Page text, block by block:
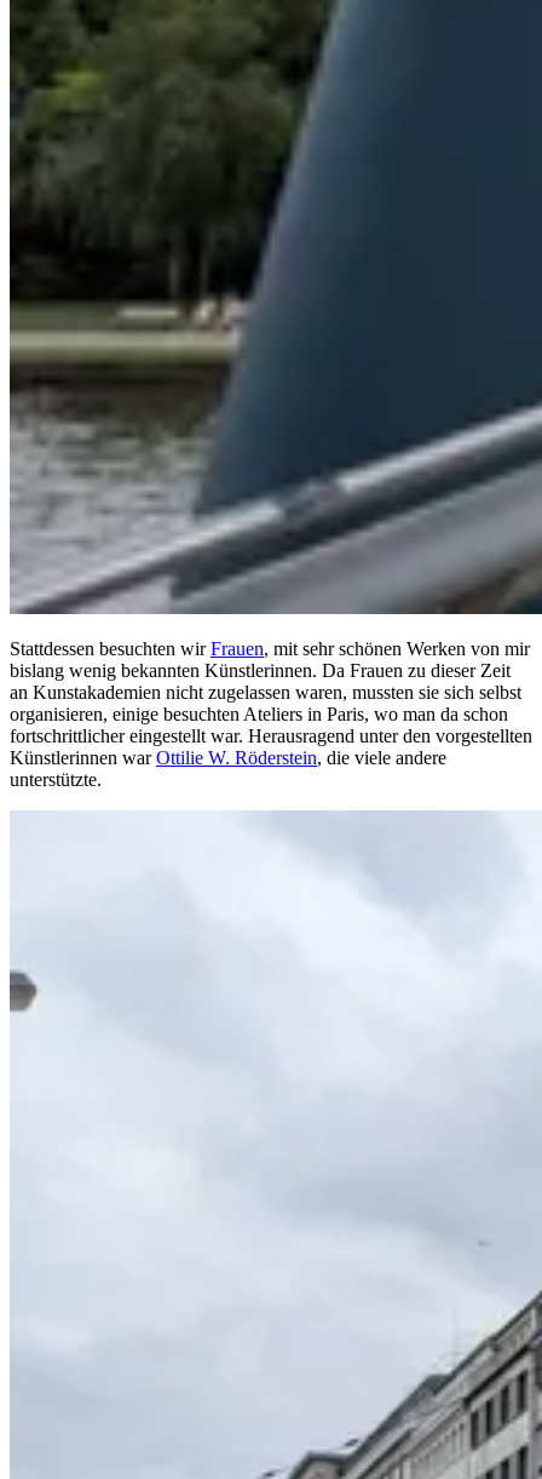
Stattdessen besuchten wirFrauen, mit sehr schönen Werken von mir
bislang wenig bekannten Künstlerinnen. Da Frauen zu dieser Zeit
an Kunstakademien nicht zugelassen waren, mussten sie sich selbst
organisieren, einige besuchten Ateliers in Paris, wo man da schon
fortschrittlicher eingestellt war. Herausragend unter den vorgestellten
Künstlerinnen warOttilie W. Röderstein, die viele andere
unterstützte.